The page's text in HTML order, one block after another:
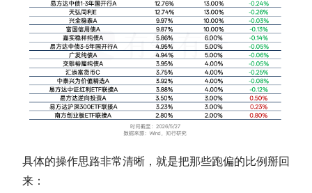
具体的操作思路非常清晰，就是把那些跑偏的比例掰回
来：